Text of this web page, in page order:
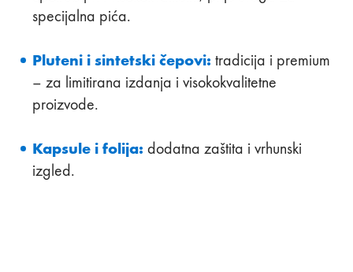
specijalna pića.
Pluteni i sintetski čepovi: tradicija i premium
– za limitirana izdanja i visokokvalitetne
proizvode.
Kapsule i folija: dodatna zaštita i vrhunski
izgled.